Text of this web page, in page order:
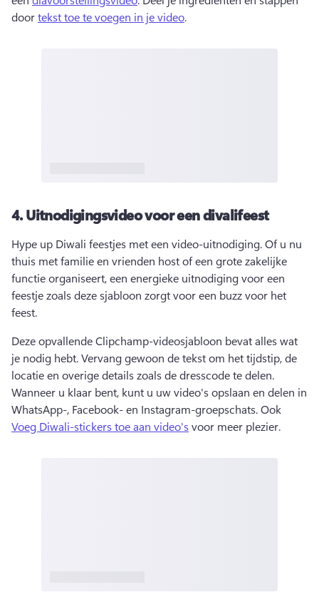
door tekst toe te voegen in je video.
4.Uitnodigingsvideo voor een divalifeest
Hype up Diwali feestjes met een video-uitnodiging. Of u nu
thuis met familie en vrienden host of een grote zakelijke
functie organiseert, een energieke uitnodiging voor een
feestje zoals deze sjabloon zorgt voor een buzz voor het
feest.
Deze opvallende Clipchamp-videosjabloon bevat alles wat
je nodig hebt. Vervang gewoon de tekst om het tijdstip, de
Wanneer u klaar bent, kunt u uw video's opslaan en delen in
WhatsApp-, Facebook- en Instagram-groepschats. Ook
Voeg Diwali-stickers toe aan video's voor meer plezier.